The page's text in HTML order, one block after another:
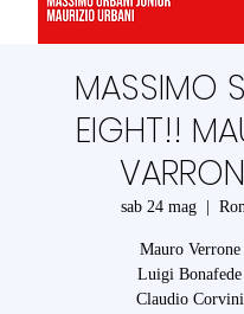
MASSIMO
EIGHT!!
sab 24 mag
Mauro Verrone
Luigi Bonafede
Claudio Corvini